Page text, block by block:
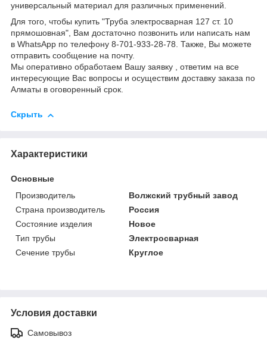
универсальный материал для различных применений.
Для того, чтобы купить "Труба электросварная 127 ст. 10
прямошовная", Вам достаточно позвонить или написать нам
в WhatsApp по телефону 8-701-933-28-78. Также, Вы можете
отправить сообщение на почту.
Мы оперативно обработаем Вашу заявку , ответим на все
интересующие Вас вопросы и осуществим доставку заказа по
Алматы в оговоренный срок.
Скрыть
Характеристики
Основные
Производитель
Волжский трубный завод
Страна производитель
Россия
Состояние изделия
Новое
Тип трубы
Электросварная
Сечение трубы
Круглое
Условия доставки
Самовывоз